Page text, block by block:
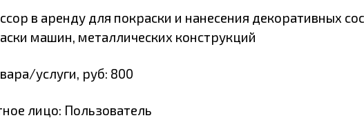
в аренду для покраски и нанесения декоративных
машин, металлических конструкций
услуги, руб: 800
лицо: Пользователь